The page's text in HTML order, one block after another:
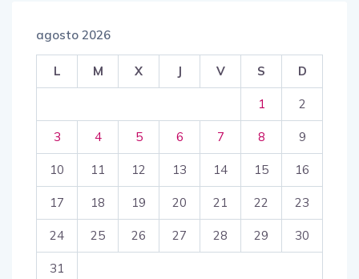
agosto 2026
L M X J V S D
1 2
3 4 5 6 7 8 9
10 11 12 13 14 15 16
17 18 19 20 21 22 23
24 25 26 27 28 29 30
31